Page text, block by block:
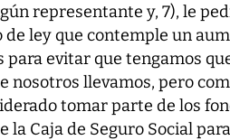
representante y, 7), le
ley que contemple un
para evitar que tengamos
nosotros llevamos, pero
tomar parte de los
la Caja de Seguro Social